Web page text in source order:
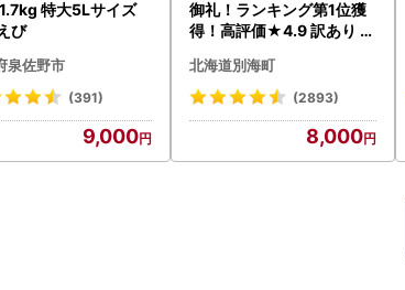
特大5Lサイズ
び
泉佐野市
(391)
9,000
御礼！ランキング第1位獲
得！高評価★4.9 訳あり ホ
貝柱 冷凍 ）
北海道別海町
(2893)
8,000